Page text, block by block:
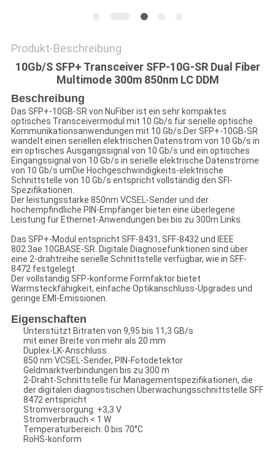
Produkt-Beschreibung
10Gb/S SFP+ Transceiver SFP-10G-SR Dual Fiber
Multimode 300m 850nm LC DDM
Beschreibung
Das SFP+-10GB-SR von NuFiber ist ein sehr kompaktes
optisches Transceivermodul mit 10 Gb/s für serielle optische
Kommunikationsanwendungen mit 10 Gb/s.Der SFP+-10GB-SR
wandelt einen seriellen elektrischen Datenstrom von 10 Gb/s in
ein optisches Ausgangssignal von 10 Gb/s und ein optisches
Eingangssignal von 10 Gb/s in serielle elektrische Datenströme
von 10 Gb/s umDie Hochgeschwindigkeits-elektrische
Schnittstelle von 10 Gb/s entspricht vollständig den SFI-
Spezifikationen.
Der leistungsstarke 850nm VCSEL-Sender und der
hochempfindliche PIN-Empfänger bieten eine überlegene
Leistung für Ethernet-Anwendungen bei bis zu 300m Links.
Das SFP+-Modul entspricht SFF-8431, SFF-8432 und IEEE
802.3ae 10GBASE-SR. Digitale Diagnosefunktionen sind über
eine 2-drahtreihe serielle Schnittstelle verfügbar, wie in SFF-
8472 festgelegt.
Der vollständig SFP-konforme Formfaktor bietet
Warmsteckfähigkeit, einfache Optikanschluss-Upgrades und
geringe EMI-Emissionen.
Eigenschaften
Unterstützt Bitraten von 9,95 bis 11,3 GB/s
mit einer Breite von mehr als 20 mm
Duplex-LK-Anschluss
850 nm VCSEL-Sender, PIN-Fotodetektor
Geldmarktverbindungen bis zu 300 m
2-Draht-Schnittstelle für Managementspezifikationen, die
der digitalen diagnostischen Überwachungsschnittstelle SFF
8472 entspricht
Stromversorgung: +3,3 V
Stromverbrauch < 1 W
Temperaturbereich: 0 bis 70°C
RoHS-konform